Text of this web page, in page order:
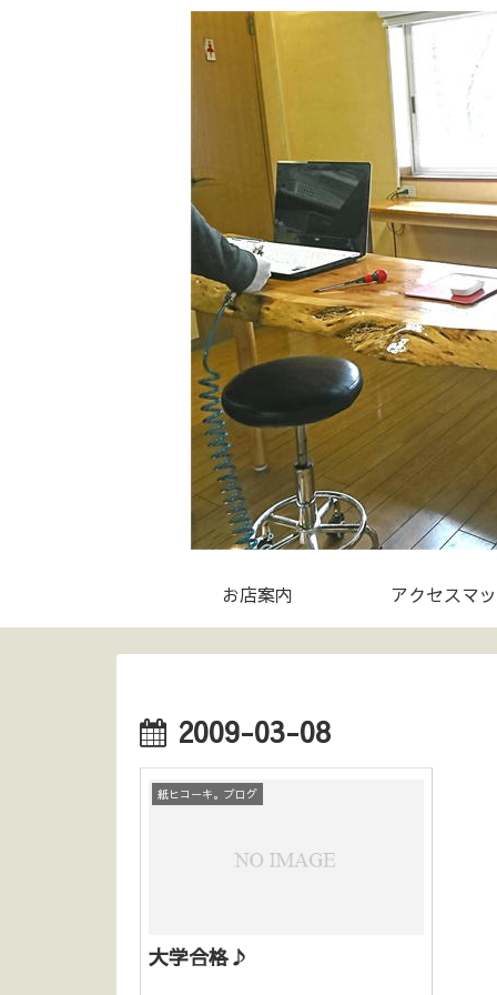
お店案内 アクセスマ
2009-03-08
紙ヒコーキ。ブログ
大学合格♪